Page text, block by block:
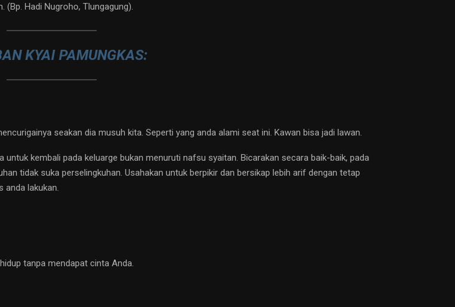
Hadi Nugroho, Tlungagung).
KYAI PAMUNGKAS:
seakan dia musuh kita. Seperti yang anda alami seat ini. Kawan bisa jadi lawan.
kembali pada keluarge bukan menuruti nafsu syaitan. Bicarakan secara baik-baik, pada
tidak suka perselingkuhan. Usahakan untuk berpikir dan bersikap lebih arif dengan tetap
lakukan.
tanpa mendapat cinta Anda.